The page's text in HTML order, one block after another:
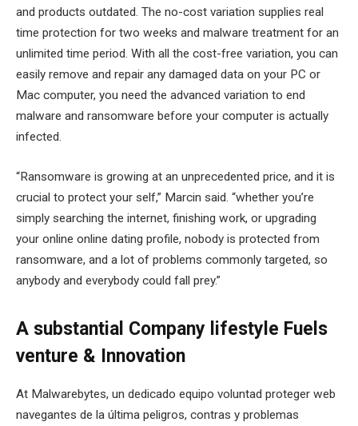
and products outdated. The no-cost variation supplies real
time protection for two weeks and malware treatment for an
unlimited time period. With all the cost-free variation, you can
easily remove and repair any damaged data on your PC or
Mac computer, you need the advanced variation to end
malware and ransomware before your computer is actually
infected.
“Ransomware is growing at an unprecedented price, and it is
crucial to protect your self,” Marcin said. “whether you’re
simply searching the internet, finishing work, or upgrading
your online online dating profile, nobody is protected from
ransomware, and a lot of problems commonly targeted, so
anybody and everybody could fall prey.”
A substantial Company lifestyle Fuels
venture & Innovation
At Malwarebytes, un dedicado equipo voluntad proteger web
navegantes de la última peligros, contras y problemas